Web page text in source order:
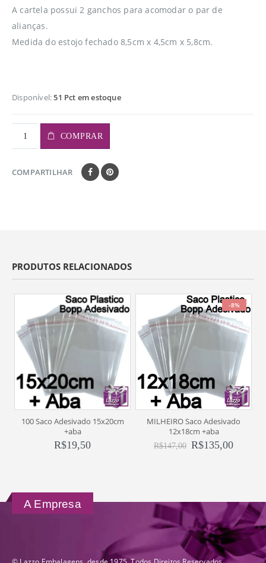
A cartela possui 2 ganchos para acomodar o par de
alianças.
Medida do estojo fechado 8,5cm x 4,5cm x 5,8cm.
Disponível:51 Pct em estoque
COMPRAR
COMPARTILHAR
PRODUTOS RELACIONADOS
100 Saco Adesivado 15x20cm
+aba
R$19,50
-8%
MILHEIRO Saco Adesivado
12x18cm +aba
R$147,00 R$135,00
A Empresa